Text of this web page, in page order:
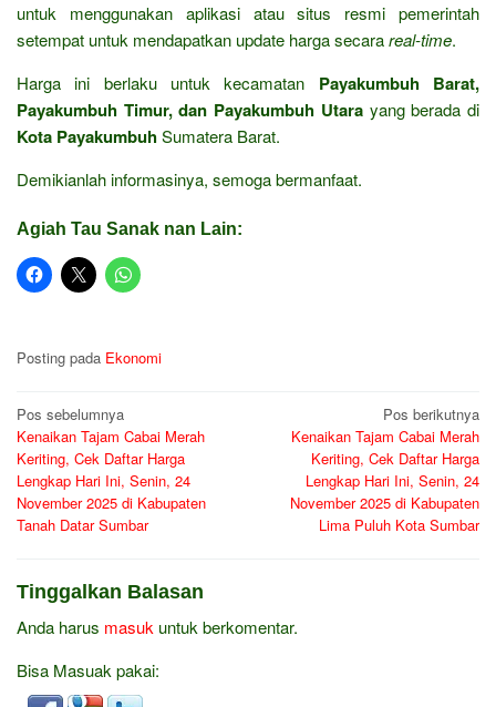
untuk menggunakan aplikasi atau situs resmi pemerintah
setempat untuk mendapatkan update harga secarareal-time.
Harga ini berlaku untuk kecamatan Payakumbuh Barat,
Payakumbuh Timur, dan Payakumbuh Utarayang berada di
Kota PayakumbuhSumatera Barat.
Demikianlah informasinya, semoga bermanfaat.
Agiah Tau Sanak nan Lain:
Posting pada Ekonomi
Navigasi
pos
Pos sebelumnya
Kenaikan Tajam Cabai Merah
Keriting, Cek Daftar Harga
Lengkap Hari Ini, Senin, 24
November 2025 di Kabupaten
Tanah Datar Sumbar
Pos berikutnya
Kenaikan Tajam Cabai Merah
Keriting, Cek Daftar Harga
Lengkap Hari Ini, Senin, 24
November 2025 di Kabupaten
Lima Puluh Kota Sumbar
Tinggalkan Balasan
Anda harus masuk untuk berkomentar.
Bisa Masuak pakai: